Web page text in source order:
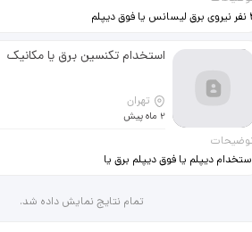
2 نفر نیروی برق لیسانس یا فوق دیپلم
1نفر کارشناس مکانیک دیزل من محل
کار فرودگاه امام خمینی بیمه سرویس
ارسال رزومه و تماس
استخدام تکنسین برق یا مکانیک
تهران
2 ماه پیش
استخدام دیپلم یا فوق دیپلم برق یا
تمام نتایج نمایش داده شد.